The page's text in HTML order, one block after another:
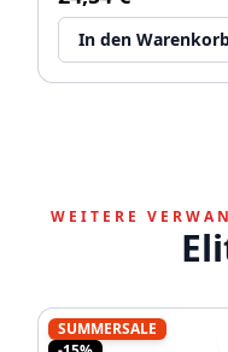
In den
WEITERE
SUMMERSALE